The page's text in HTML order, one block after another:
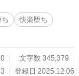
目惚れした。 セレ
に同棲し、街に潜む
「娼婦の才能」を
結社を打倒できなけ
件を強制される事と
ち
快楽堕ち
文字数 345,379
登録日 2025.12.06